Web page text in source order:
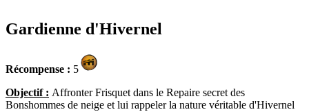
Gardienne d'Hivernel
Récompense : 5
Objectif : Affronter Frisquet dans le Repaire secret des
Bonshommes de neige et lui rappeler la nature véritable d'Hivernel